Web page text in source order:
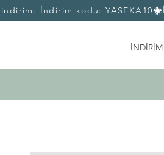
İndirim kodu: YASEKA10
İNDİRİM